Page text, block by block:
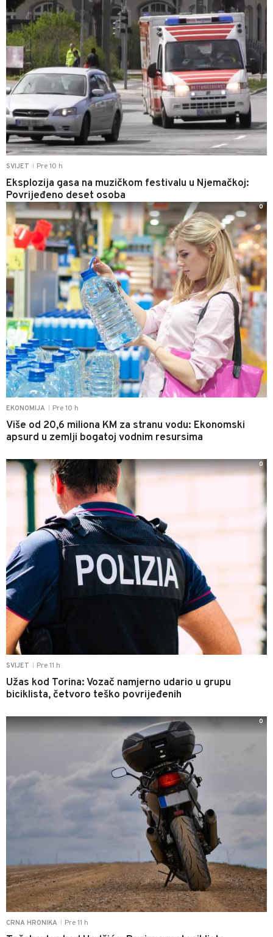
SVIJET Pre 10 h
Eksplozija gasa na muzičkom festivalu u Njemačkoj:
Povrijeđeno deset osoba
EKONOMIJA Pre 10 h
Više od 20,6 miliona KM za stranu vodu: Ekonomski
apsurd u zemlji bogatoj vodnim resursima
0
SVIJET Pre 11 h
Užas kod Torina: Vozač namjerno udario u grupu
biciklista, četvoro teško povrijeđenih
0
CRNA HRONIKA Pre 11 h
0